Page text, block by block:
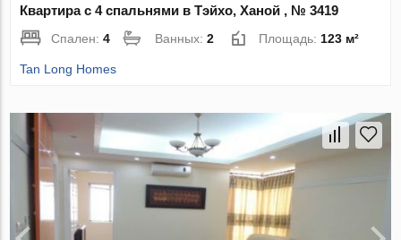
Квартира с 4 спальнями в Тэйхо, Ханой , № 3419
Спален:4 Ванных:2 Площадь:123 м²
Tan Long Homes